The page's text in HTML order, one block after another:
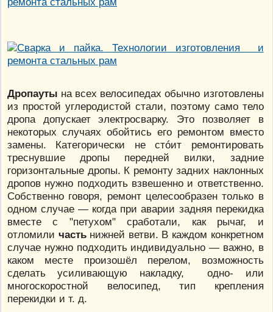
Дропауты на всех велосипедах обычно изготовлены
из простой углеродистой стали, поэтому само тело
дропа допускает электросварку. Это позволяет в
некоторых случаях обойтись его ремонтом вместо
замены. Категорически не стóит ремонтировать
треснувшие дропы передней вилки, задние
горизонтальные дропы. К ремонту задних наклонных
дропов нужно подходить взвешенно и ответственно.
Собственно говоря, ремонт целесообразен только в
одном случае — когда при аварии задняя перекидка
вместе с "петухом" сработали, как рычаг, и
отломили частьнижней ветви. В каждом конкретном
случае нужно подходить индивидуально — важно, в
каком месте произошёл перелом, возможность
сделать усиливающую накладку, одно- или
многоскоростной велосипед, тип крепления
перекидки и т. д.